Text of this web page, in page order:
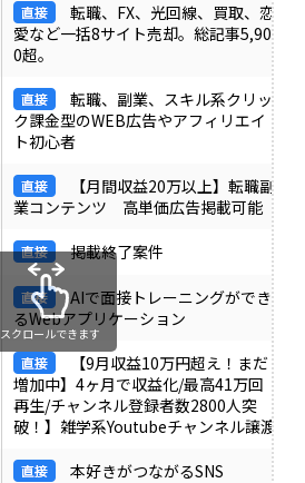
転職、FX、光回線、買取、恋
愛など一括8サイト売却。総記事5,90
0超。
転職、副業、スキル系クリッ
ク課金型のWEB広告やアフィリエイ
ト初心者
【月間収益20万以上】転職副
業コンテンツ 高単価広告掲載可能
掲載終了案件
AIで面接トレーニングができ
るWebアプリケーション
【9月収益10万円超え！まだ
増加中】4ヶ月で収益化/最高41万回
再生/チャンネル登録者数2800人突
破！】雑学系Youtubeチャンネル譲渡
本好きがつながるSNS
スクロールできます